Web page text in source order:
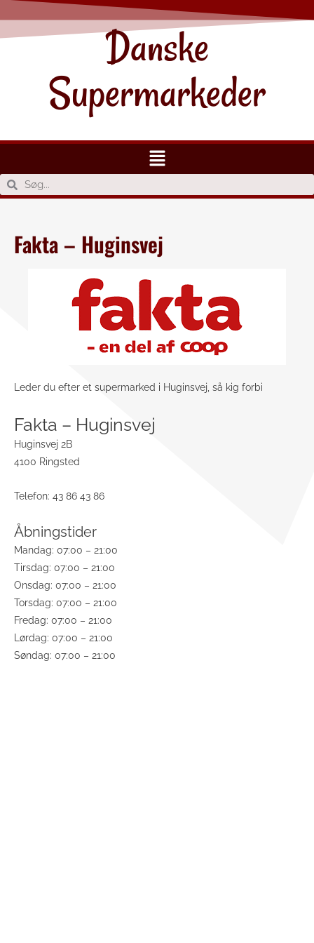
Danske
Supermarkeder
Fakta – Huginsvej
Leder du efter et supermarked i Huginsvej, så kig forbi
Fakta – Huginsvej
Huginsvej 2B
4100 Ringsted
Telefon: 43 86 43 86
Åbningstider
Mandag: 07:00 – 21:00
Tirsdag: 07:00 – 21:00
Onsdag: 07:00 – 21:00
Torsdag: 07:00 – 21:00
Fredag: 07:00 – 21:00
Lørdag: 07:00 – 21:00
Søndag: 07:00 – 21:00